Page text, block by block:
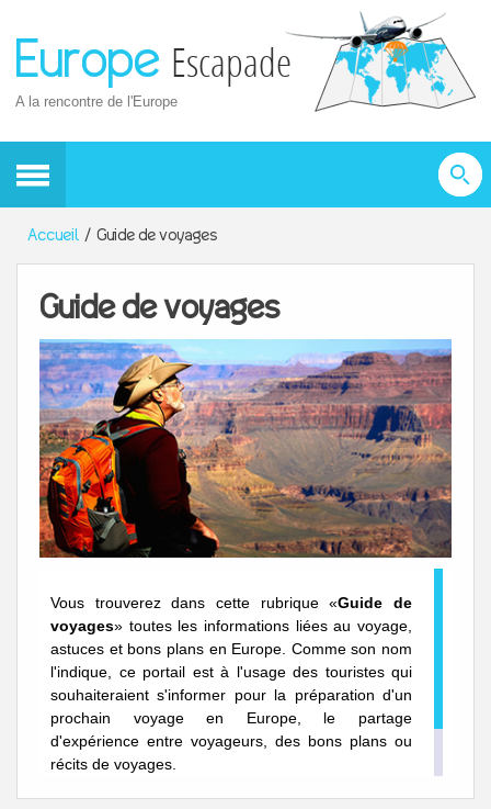
Europe Escapade
A la rencontre de l'Europe
Accueil Guide de voyages
Guide de voyages
Vous trouverez dans cette rubrique «Guide de
voyages» toutes les informations liées au voyage,
astuces et bons plans en Europe. Comme son nom
l'indique, ce portail est à l'usage des touristes qui
souhaiteraient s'informer pour la préparation d'un
prochain voyage en Europe, le partage
d'expérience entre voyageurs, des bons plans ou
récits de voyages.